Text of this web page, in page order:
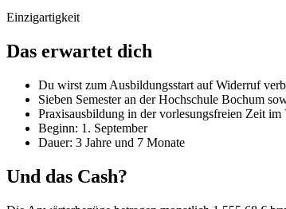
Einzigartigkeit
Das erwartet dich
Du wirst zum Ausbildungsstart auf Widerruf
Sieben Semester an der Hochschule Bochum
Praxisausbildung in der vorlesungsfreien Zeit
Beginn: 1. September
Dauer: 3 Jahre und 7 Monate
Und das Cash?